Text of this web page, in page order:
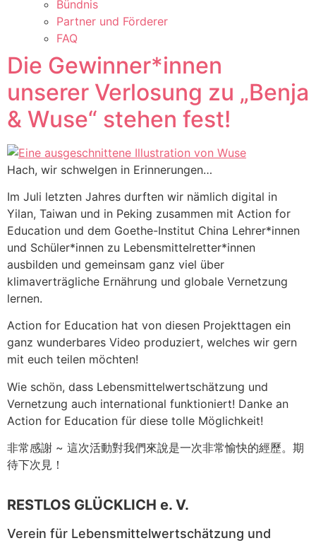
Bündnis
Partner und Förderer
FAQ
Die Gewinner*innen
unserer Verlosung zu „Benja
& Wuse“ stehen fest!
Hach, wir schwelgen in Erinnerungen…
Im Juli letzten Jahres durften wir nämlich digital in
Yilan, Taiwan und in Peking zusammen mit Action for
Education und dem Goethe-Institut China Lehrer*innen
und Schüler*innen zu Lebensmittelretter*innen
ausbilden und gemeinsam ganz viel über
klimaverträgliche Ernährung und globale Vernetzung
lernen.
Action for Education hat von diesen Projekttagen ein
ganz wunderbares Video produziert, welches wir gern
mit euch teilen möchten!
Wie schön, dass Lebensmittelwertschätzung und
Vernetzung auch international funktioniert! Danke an
Action for Education für diese tolle Möglichkeit!
非常感謝 ~ 這次活動對我們來說是一次非常愉快的經歷。期
待下次見！
RESTLOS GLÜCKLICH e. V.
Verein für Lebensmittelwertschätzung und